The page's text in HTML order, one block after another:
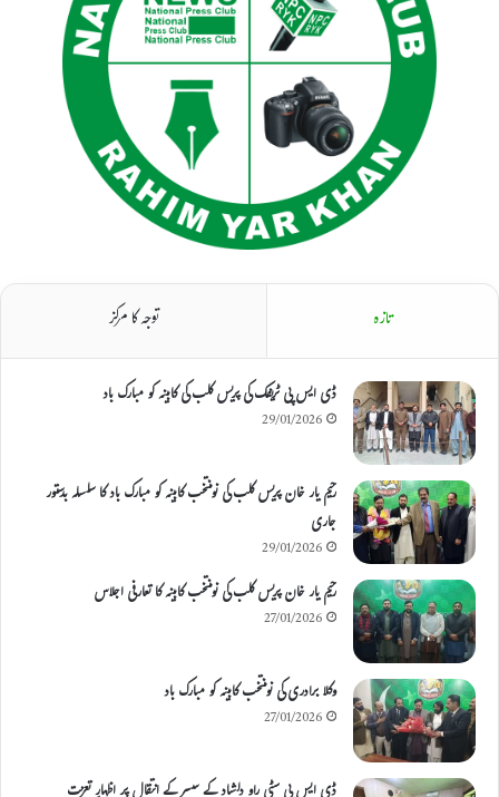
تازہ توجہ کا مرکز
ڈی ایس پی ٹریفک کی پریس کلب کی کابینہ کو مبارک باد
29/01/2026
رحیم یار خان پریس کلب کی نومنتخب کابینہ کو مبارک باد کا سلسلہ بدستور
جاری
29/01/2026
رحیم یار خان پریس کلب کی نومنتخب کابینہ کا تعارفی اجلاس
27/01/2026
وکلا برادری کی نومنتخب کابینہ کو مبارک باد
27/01/2026